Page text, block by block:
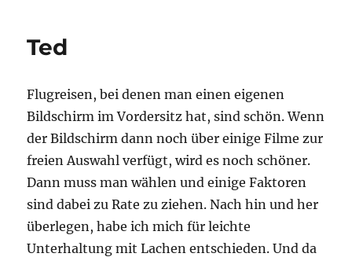
Ted
Flugreisen, bei denen man einen eigenen
Bildschirm im Vordersitz hat, sind schön. Wenn
der Bildschirm dann noch über einige Filme zur
freien Auswahl verfügt, wird es noch schöner.
Dann muss man wählen und einige Faktoren
sind dabei zu Rate zu ziehen. Nach hin und her
überlegen, habe ich mich für leichte
Unterhaltung mit Lachen entschieden. Und da